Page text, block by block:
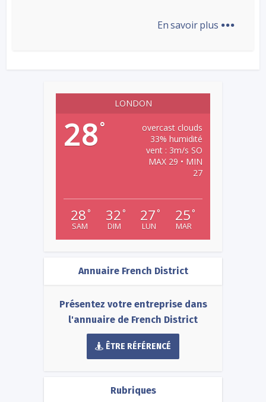
En savoir plus ...
LONDON
28°
overcast clouds
33% humidité
vent : 3m/s SO
MAX 29 • MIN
27
28 °
SAM
32 °
DIM
27 °
LUN
25 °
MAR
Annuaire French District
Présentez votre entreprise dans
l'annuaire de French District
ÊTRE RÉFÉRENCÉ
Rubriques